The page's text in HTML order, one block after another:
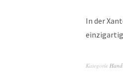
In der
Kategorie